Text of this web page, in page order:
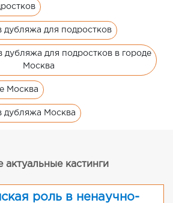
дубляжа для подростков
дубляжа для подростков в городе
Москва
Москва
дубляжа Москва
актуальные кастинги
роль в ненаучно-